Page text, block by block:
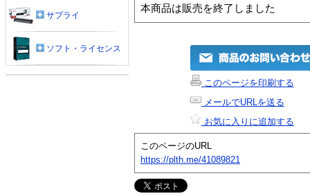
本商品は販売を終了しました
このページを印刷する
メールでURLを送る
お気に入りに追加する
このページのURL
https://plth.me/41089821
サプライ
ソフト・ライセンス